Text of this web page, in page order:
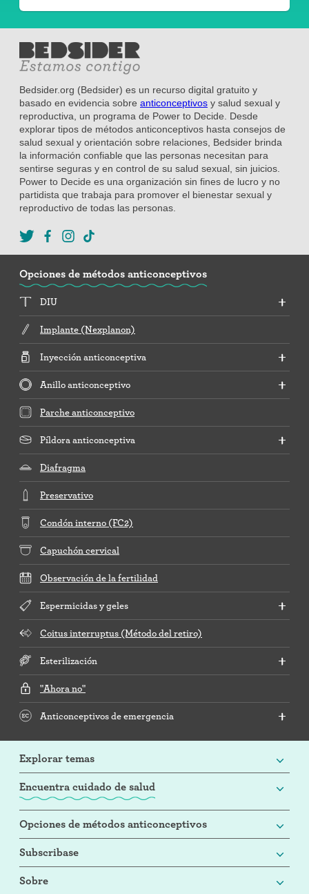
Bedsider.org (Bedsider) es un recurso digital gratuito y
basado en evidencia sobre anticonceptivos y salud sexual y
reproductiva, un programa de Power to Decide. Desde
explorar tipos de métodos anticonceptivos hasta consejos de
salud sexual y orientación sobre relaciones, Bedsider brinda
la información confiable que las personas necesitan para
sentirse seguras y en control de su salud sexual, sin juicios.
Power to Decide es una organización sin fines de lucro y no
partidista que trabaja para promover el bienestar sexual y
reproductivo de todas las personas.
Opciones de métodos anticonceptivos
DIU
Implante (Nexplanon)
Inyección anticonceptiva
Anillo anticonceptivo
Parche anticonceptivo
Píldora anticonceptiva
Diafragma
Preservativo
Condón interno (FC2)
Capuchón cervical
Observación de la fertilidad
Espermicidas y geles
Coitus interruptus (Método del retiro)
Esterilización
"Ahora no"
Anticonceptivos de emergencia
Explorar temas
Encuentra cuidado de salud
Opciones de métodos anticonceptivos
Subscribase
Sobre